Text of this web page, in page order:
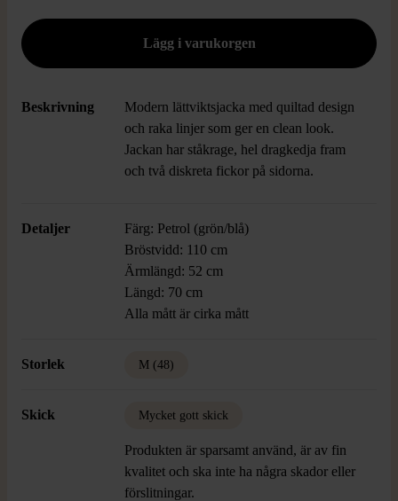
Beskrivning
Modern lättviktsjacka med quiltad design
och raka linjer som ger en clean look.
Jackan har ståkrage, hel dragkedja fram
och två diskreta fickor på sidorna.
Detaljer
Färg: Petrol (grön/blå)
Bröstvidd: 110 cm
Ärmlängd: 52 cm
Längd: 70 cm
Alla mått är cirka mått
Storlek M (48)
Skick Mycket gott skick
Produkten är sparsamt använd, är av fin
kvalitet och ska inte ha några skador eller
förslitningar.